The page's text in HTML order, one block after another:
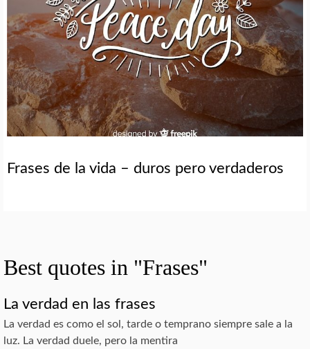
Frases de la vida – duros pero verdaderos
Best quotes in "Frases"
La verdad en las frases
La verdad es como el sol, tarde o temprano siempre sale a la
luz. La verdad duele, pero la mentira